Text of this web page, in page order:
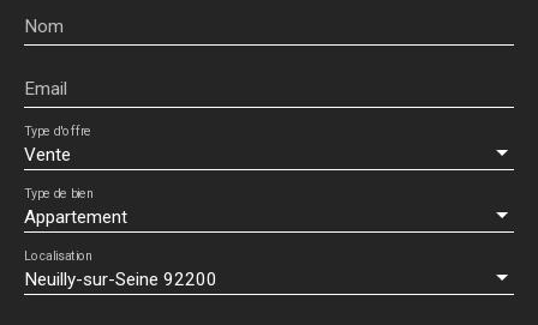
Nom
Email
Vente
Type d'offre
Appartement
Type de bien
Neuilly-sur-Seine 92200
Localisation